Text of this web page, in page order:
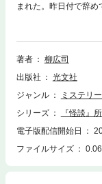
まれた。昨日付で辞
後に行方不明になっ
短篇集『怪談』収録
著者
柳広司
出版社
光文社
ジャンル
ミステリ
シリーズ
『怪談』
電子版配信開始日
ファイルサイズ